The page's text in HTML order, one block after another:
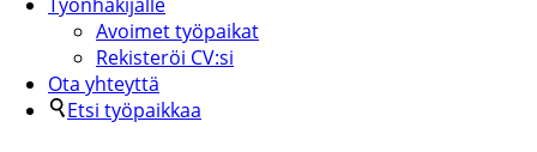
Avoimet työpaikat
Rekisteröi CV:si
Ota yhteyttä
Etsi työpaikkaa